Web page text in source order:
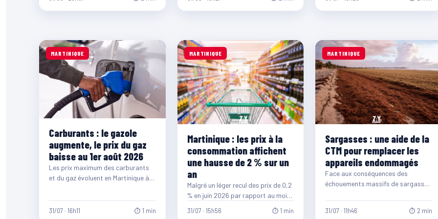
de la…
MARTINIQUE
Carburants : le gazole
augmente, le prix du gaz
baisse au 1er août 2026
Les prix maximum des carburants
et du gaz évoluent en Martinique à
31/07 · 16h11 ⏱ 1 min
MARTINIQUE
Martinique : les prix à la
consommation affichent
une hausse de 2 % sur un
an
Malgré un léger recul des prix de 0,2
% en juin 2026 par rapport au mois
31/07 · 15h56 ⏱ 1 min
MARTINIQUE
Sargasses : une aide de la
CTM pour remplacer les
appareils endommagés
Face aux conséquences des
échouements massifs de sargasses
Martinique (CTM)…
31/07 · 11h46 ⏱ 2 min